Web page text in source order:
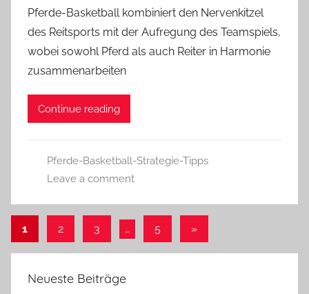
Pferde-Basketball kombiniert den Nervenkitzel
des Reitsports mit der Aufregung des Teamspiels,
wobei sowohl Pferd als auch Reiter in Harmonie
zusammenarbeiten
Continue reading
Pferde-Basketball-Strategie-Tipps
Leave a comment
Posts
pagination
1 2 3 … 5
Next
»
Neueste Beiträge